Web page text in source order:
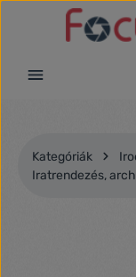
Ugrás a fő tartalomra
Kategóriák
Iratrendezés,